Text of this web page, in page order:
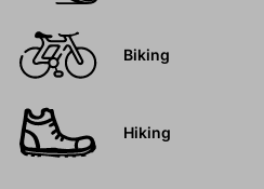
Biking
Hiking